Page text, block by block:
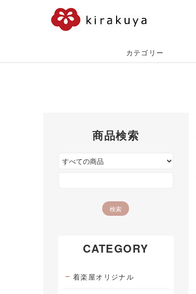
カテゴリー
商品検索
CATEGORY
着楽屋オリジナル